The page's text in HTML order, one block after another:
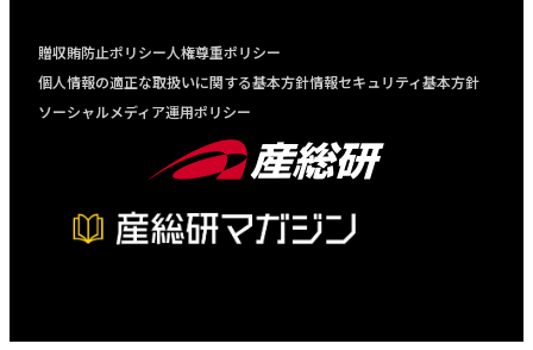
贈収賄防止ポリシー人権尊重ポリシー
個人情報の適正な取扱いに関する基本方針情報セキュリティ基本方針
ソーシャルメディア運用ポリシー